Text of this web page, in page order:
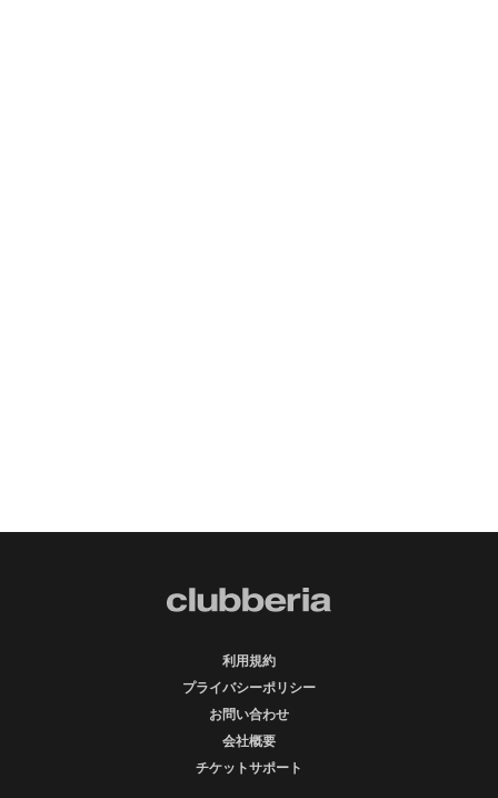
利用規約
プライバシーポリシー
お問い合わせ
会社概要
チケットサポート